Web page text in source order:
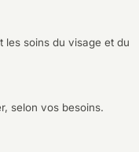
les soins du visage et du
selon vos besoins.